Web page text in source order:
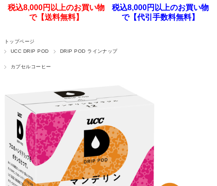
税込8,000円以上のお買い物
で【送料無料】
税込8,000円以上のお買い物
で【代引手数料無料】
トップページ
UCC DRIP POD
DRIP POD ラインナップ
カプセルコーヒー